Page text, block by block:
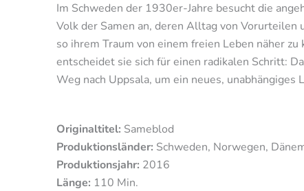
Im Schweden der 1930er-Jahre besucht die
Volk der Samen an, deren Alltag von
so ihrem Traum von einem freien Leben näher
entscheidet sie sich für einen radikalen Schritt:
Weg nach Uppsala, um ein neues, unabhängiges
Originaltitel: Sameblod
Produktionsländer: Schweden, Norwegen,
Produktionsjahr: 2016
Länge: 110 Min.